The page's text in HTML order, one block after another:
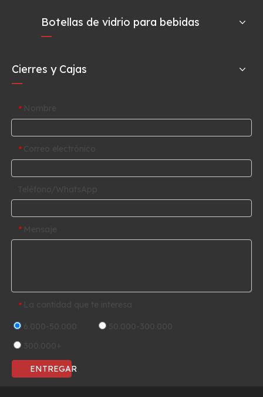
Botellas de vidrio para bebidas
Cierres y Cajas
*
*
*
*
ENTREGAR